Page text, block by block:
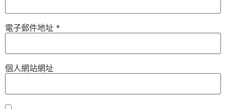
電子郵件地址 *
個人網站網址